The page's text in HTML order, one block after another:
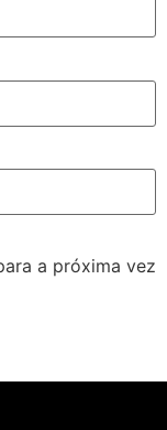
a próxima vez